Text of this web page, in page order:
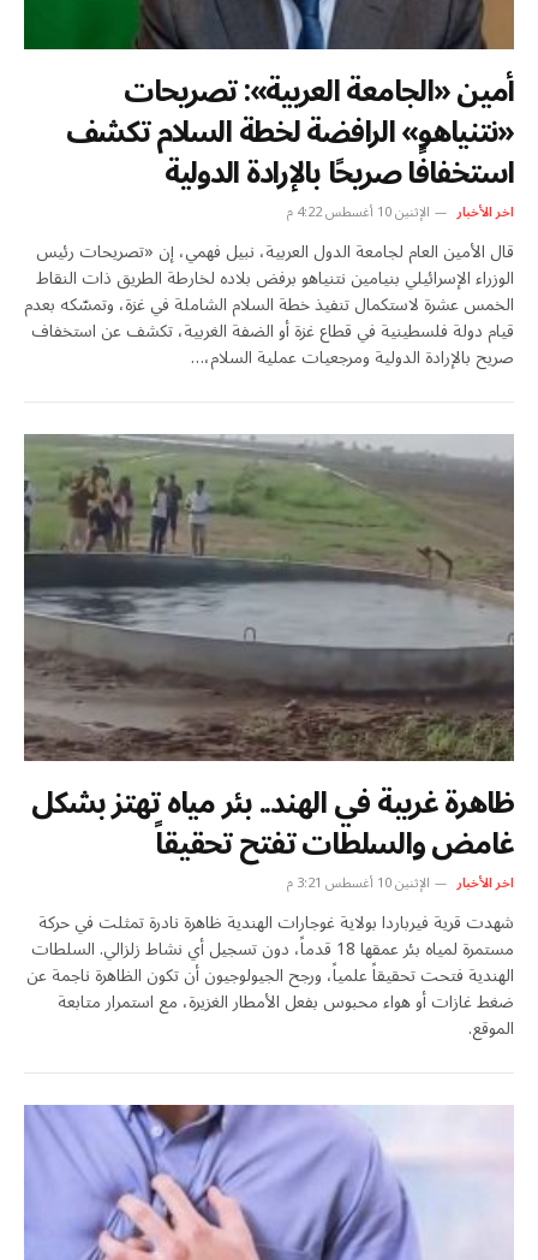
أمين «الجامعة العربية»: تصريحات
«نتنياهو» الرافضة لخطة السلام تكشف
استخفافًا صريحًا بالإرادة الدولية
اخر الأخبار الإثنين 10 أغسطس 4:22 م
قال الأمين العام لجامعة الدول العربية، نبيل فهمي، إن «تصريحات رئيس
الوزراء الإسرائيلي بنيامين نتنياهو برفض بلاده لخارطة الطريق ذات النقاط
الخمس عشرة لاستكمال تنفيذ خطة السلام الشاملة في غزة، وتمسّكه بعدم
قيام دولة فلسطينية في قطاع غزة أو الضفة الغربية، تكشف عن استخفاف
صريح بالإرادة الدولية ومرجعيات عملية السلام،…
ظاهرة غريبة في الهند.. بئر مياه تهتز بشكل
غامض والسلطات تفتح تحقيقاً
اخر الأخبار الإثنين 10 أغسطس 3:21 م
شهدت قرية فيرباردا بولاية غوجارات الهندية ظاهرة نادرة تمثلت في حركة
مستمرة لمياه بئر عمقها 18 قدماً، دون تسجيل أي نشاط زلزالي. السلطات
الهندية فتحت تحقيقاً علمياً، ورجح الجيولوجيون أن تكون الظاهرة ناجمة عن
ضغط غازات أو هواء محبوس بفعل الأمطار الغزيرة، مع استمرار متابعة
الموقع.